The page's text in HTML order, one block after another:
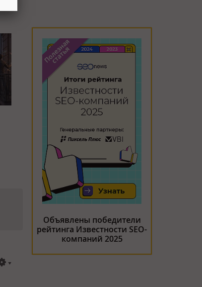
Объявлены победители
рейтинга Известности SEO-
компаний 2025